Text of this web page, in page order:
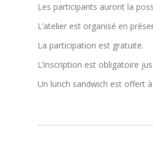
Les participants auront la
L’atelier est organisé en
La participation est gratuite.
L’inscription est obligatoire
Un lunch sandwich est offert